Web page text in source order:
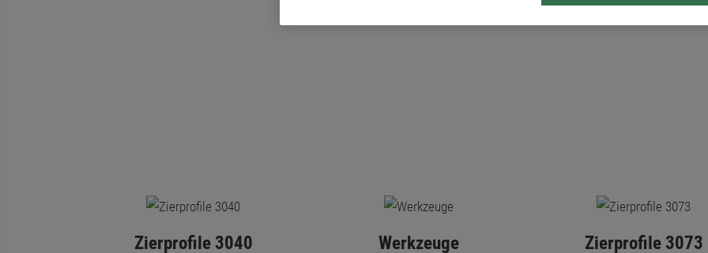
Zierprofile 3040 Werkzeuge Zierprofile 3073